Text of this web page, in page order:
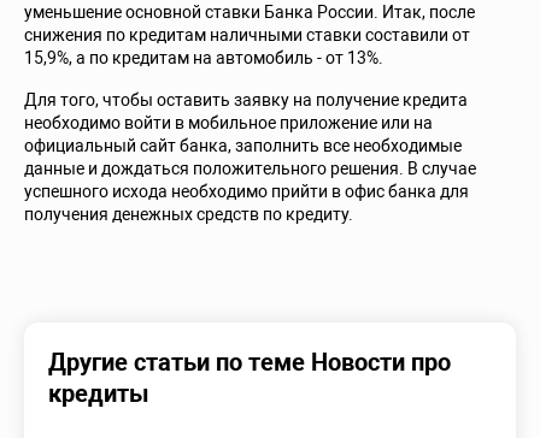
уменьшение основной ставки Банка России. Итак, после
снижения по кредитам наличными ставки составили от
15,9%, а по кредитам на автомобиль - от 13%.
Для того, чтобы оставить заявку на получение кредита
необходимо войти в мобильное приложение или на
официальный сайт банка, заполнить все необходимые
данные и дождаться положительного решения. В случае
успешного исхода необходимо прийти в офис банка для
получения денежных средств по кредиту.
Другие статьи по теме Новости про
кредиты